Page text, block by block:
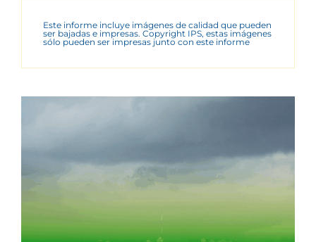
Este informe incluye imágenes de calidad que pueden
ser bajadas e impresas. Copyright IPS, estas imágenes
sólo pueden ser impresas junto con este informe